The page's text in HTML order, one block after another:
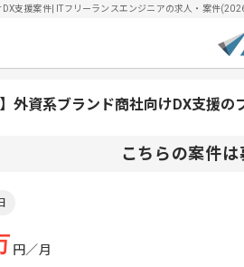
DX支援案件| ITフリーランスエンジニアの求人・案件
】外資系ブランド商社向けDX支援の
こちらの案件
円／月